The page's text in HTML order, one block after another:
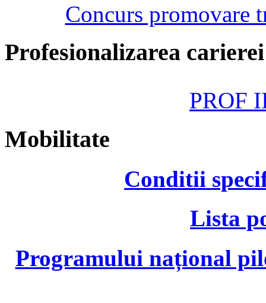
Concurs promovare
Profesionalizarea
PROF
Mobilitate
Conditii
Lista
Programului național